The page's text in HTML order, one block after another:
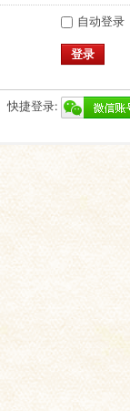
自动登录
登录
快捷登录: